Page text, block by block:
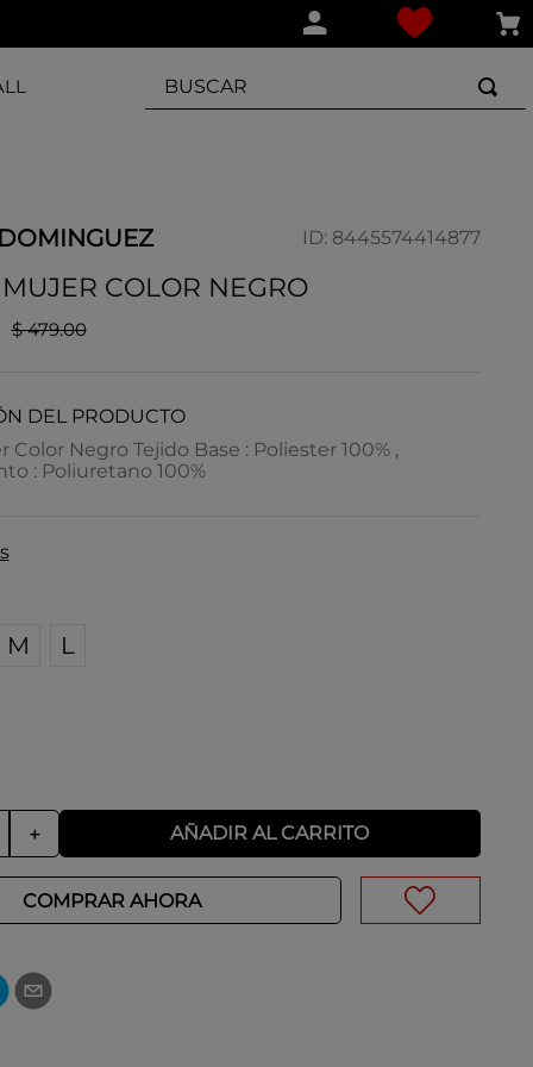
BUSCAR
ID: 8445574414877
COLOR NEGRO
$ 479.00
DEL PRODUCTO
Color Negro Tejido Base : Poliester 100% ,
: Poliuretano 100%
M L
＋ AÑADIR AL CARRITO
COMPRAR AHORA